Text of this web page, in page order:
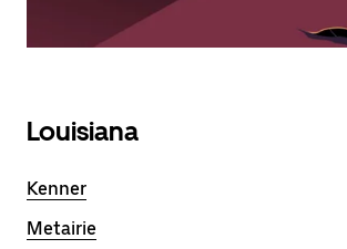
Louisiana
Kenner
Metairie